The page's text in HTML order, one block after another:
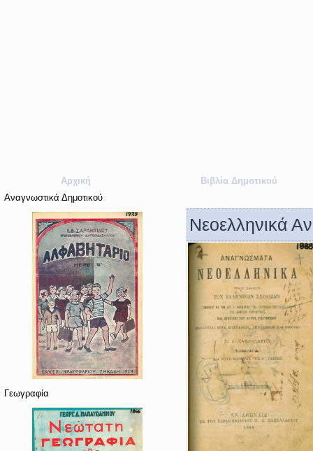
Αρχική
Βιβλία Δημοτικού
Αναγνωστικά Δημοτικού
Γεωγραφία
Νεοελληνικά